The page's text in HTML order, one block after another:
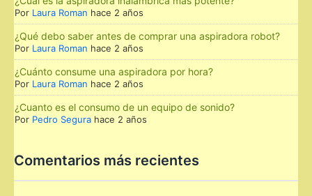
Por Laura Roman hace 2 años
¿Qué debo saber antes de comprar una aspiradora robot?
Por Laura Roman hace 2 años
¿Cuánto consume una aspiradora por hora?
Por Laura Roman hace 2 años
¿Cuanto es el consumo de un equipo de sonido?
Por Pedro Segura hace 2 años
Comentarios más recientes